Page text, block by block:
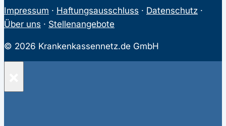
Impressum · Haftungsausschluss · Datenschutz ·
Über uns · Stellenangebote
© 2026 Krankenkassennetz.de GmbH